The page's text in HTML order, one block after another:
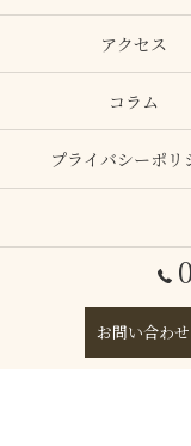
お問い合わ
アクセス
コラム
プライバシーポリ
© 2026 大阪府加美